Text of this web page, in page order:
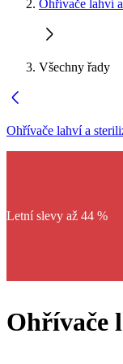
Ohřívače lahví
Všechny řady
Ohřívače lahví a
Letní slevy až 44 %
Ohřívače